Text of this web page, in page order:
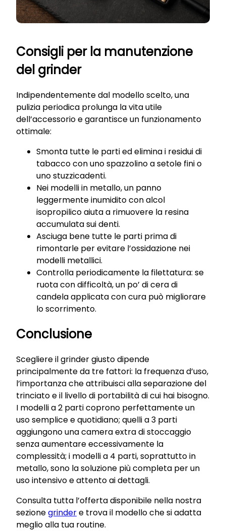
Consigli per la manutenzione
del grinder
Indipendentemente dal modello scelto, una
pulizia periodica prolunga la vita utile
dell’accessorio e garantisce un funzionamento
ottimale:
Smonta tutte le parti ed elimina i residui di
tabacco con uno spazzolino a setole fini o
uno stuzzicadenti.
Nei modelli in metallo, un panno
leggermente inumidito con alcol
isopropilico aiuta a rimuovere la resina
accumulata sui denti.
Asciuga bene tutte le parti prima di
rimontarle per evitare l’ossidazione nei
modelli metallici.
Controlla periodicamente la filettatura: se
ruota con difficoltà, un po’ di cera di
candela applicata con cura può migliorare
lo scorrimento.
Conclusione
Scegliere il grinder giusto dipende
principalmente da tre fattori: la frequenza d’uso,
l’importanza che attribuisci alla separazione del
trinciato e il livello di portabilità di cui hai bisogno.
I modelli a 2 parti coprono perfettamente un
uso semplice e quotidiano; quelli a 3 parti
aggiungono una camera extra di stoccaggio
senza aumentare eccessivamente la
complessità; i modelli a 4 parti, soprattutto in
metallo, sono la soluzione più completa per un
uso intensivo e attento ai dettagli.
Consulta tutta l’offerta disponibile nella nostra
sezionegrindere trova il modello che si adatta
meglio alla tua routine.